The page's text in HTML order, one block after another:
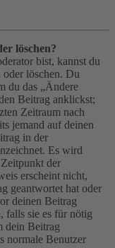
löschen?
bist, kannst du
oder löschen. Du
du das „Ändere
Beitrag anklickst;
Zeitraum nach
jemand auf deinen
in der
Es wird
der
erscheint nicht,
geantwortet hat oder
deinen Beitrag
falls sie es für nötig
dein Beitrag
normale Benutzer